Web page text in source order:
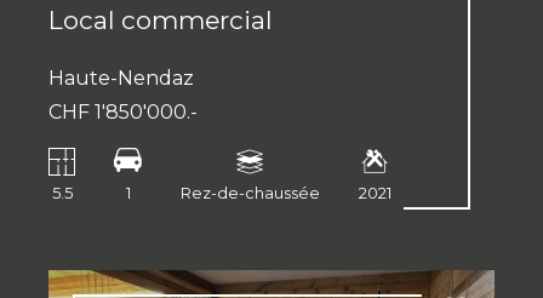
Local commercial
Haute-Nendaz
CHF 1'850'000.-
5.5 1 Rez-de-chaussée 2021